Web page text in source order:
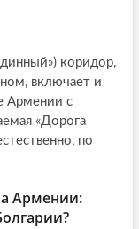
коридор,
включает и
Армении с
«Дорога
по
Армении: